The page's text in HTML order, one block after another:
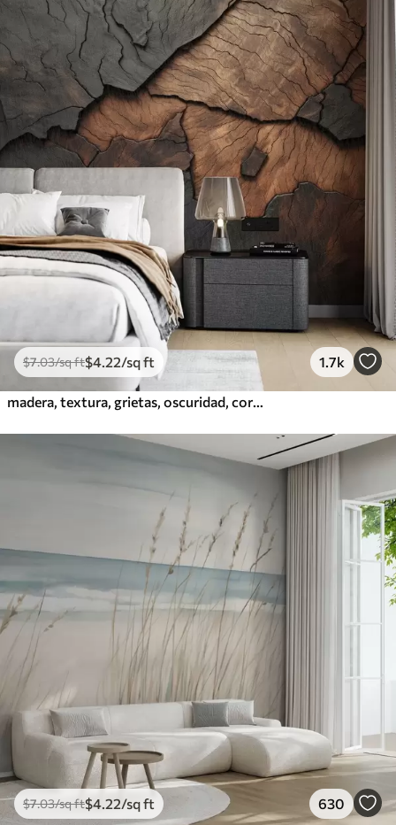
$7.03/sq ft$4 .22/sq ft 1.7k
$7.03/sq ft$4 .22/sq ft 630